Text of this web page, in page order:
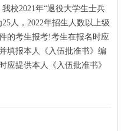
校2021年“退役大学生士兵
人，2022年招生人数以上级
的考生报考!考生在报名时应
填报本人《入伍批准书》编
应提供本人《入伍批准书》